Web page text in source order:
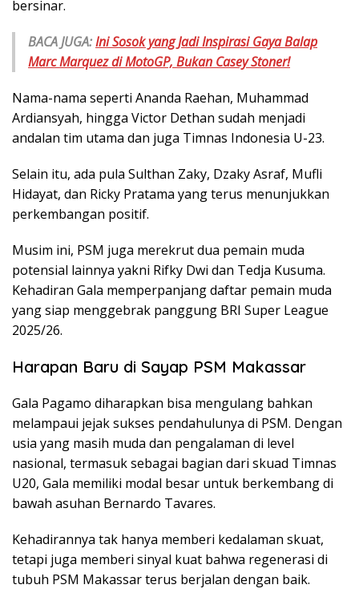
bersinar.
BACA JUGA:Ini Sosok yang Jadi Inspirasi Gaya Balap
Marc Marquez di MotoGP, Bukan Casey Stoner!
Nama-nama seperti Ananda Raehan, Muhammad
Ardiansyah, hingga Victor Dethan sudah menjadi
andalan tim utama dan juga Timnas Indonesia U-23.
Selain itu, ada pula Sulthan Zaky, Dzaky Asraf, Mufli
Hidayat, dan Ricky Pratama yang terus menunjukkan
perkembangan positif.
Musim ini, PSM juga merekrut dua pemain muda
potensial lainnya yakni Rifky Dwi dan Tedja Kusuma.
Kehadiran Gala memperpanjang daftar pemain muda
yang siap menggebrak panggung BRI Super League
2025/26.
Harapan Baru di Sayap PSM Makassar
Gala Pagamo diharapkan bisa mengulang bahkan
melampaui jejak sukses pendahulunya di PSM. Dengan
usia yang masih muda dan pengalaman di level
nasional, termasuk sebagai bagian dari skuad Timnas
U20, Gala memiliki modal besar untuk berkembang di
bawah asuhan Bernardo Tavares.
Kehadirannya tak hanya memberi kedalaman skuat,
tetapi juga memberi sinyal kuat bahwa regenerasi di
tubuh PSM Makassar terus berjalan dengan baik.